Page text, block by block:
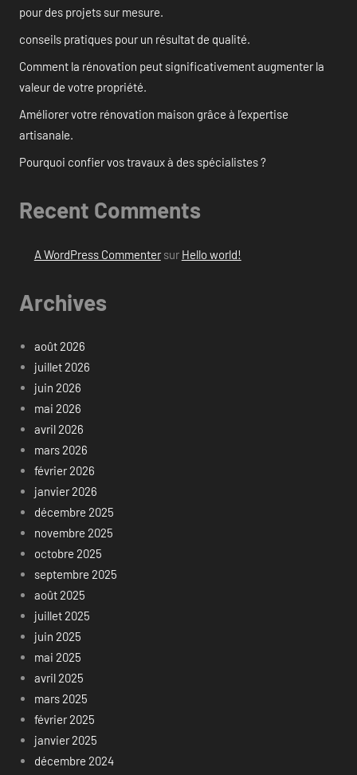
pour des projets sur mesure.
conseils pratiques pour un résultat de qualité.
Comment la rénovation peut significativement augmenter la
valeur de votre propriété.
Améliorer votre rénovation maison grâce à l’expertise
artisanale.
Pourquoi confier vos travaux à des spécialistes ?
Recent Comments
A WordPress Commentersur Hello world!
Archives
août 2026
juillet 2026
juin 2026
mai 2026
avril 2026
mars 2026
février 2026
janvier 2026
décembre 2025
novembre 2025
octobre 2025
septembre 2025
août 2025
juillet 2025
juin 2025
mai 2025
avril 2025
mars 2025
février 2025
janvier 2025
décembre 2024